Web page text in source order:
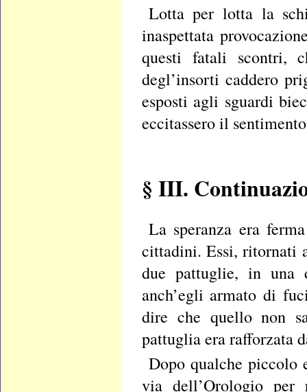
Lotta per lotta la
inaspettata
questi fatali scontri,
degl’insorti caddero
esposti agli sguardi
eccitassero il
§ III.
La speranza era
cittadini. Essi, ritornati
due pattuglie, in una
anch’egli armato di
dire che quello non
pattuglia era rafforzata
Dopo qualche piccolo
via dell’Orologio per